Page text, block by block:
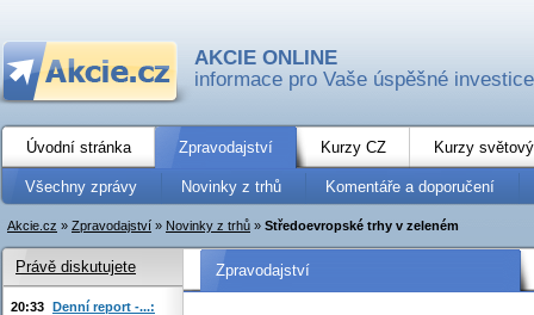
AKCIE ONLINE
informace pro Vaše úspěšné investice
Úvodní stránka Zpravodajství Kurzy CZ Kurzy
Všechny zprávy Novinky z trhů Komentáře a doporučení
Akcie.cz » Zpravodajství » Novinky z trhů » Středoevropské trhy v zeleném
Zpravodajství
Právě diskutujete
20:33 Denní report -...: